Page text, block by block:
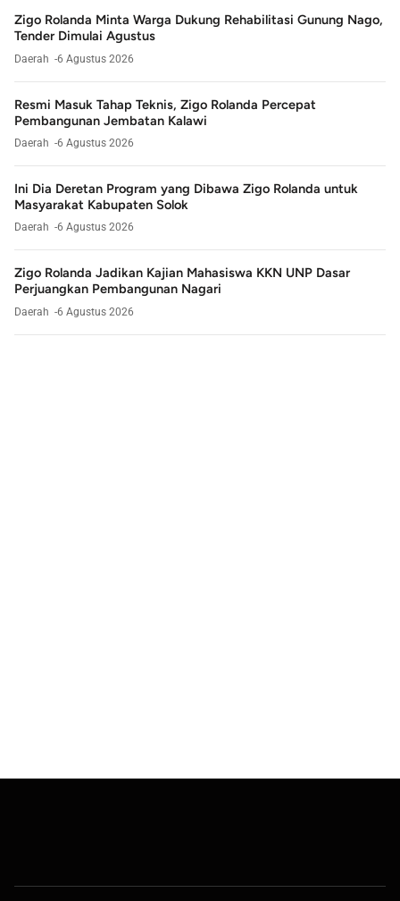
Zigo Rolanda Minta Warga Dukung Rehabilitasi Gunung Nago,
Tender Dimulai Agustus
Daerah 6 Agustus 2026
Resmi Masuk Tahap Teknis, Zigo Rolanda Percepat
Pembangunan Jembatan Kalawi
Daerah 6 Agustus 2026
Ini Dia Deretan Program yang Dibawa Zigo Rolanda untuk
Masyarakat Kabupaten Solok
Daerah 6 Agustus 2026
Zigo Rolanda Jadikan Kajian Mahasiswa KKN UNP Dasar
Perjuangkan Pembangunan Nagari
Daerah 6 Agustus 2026